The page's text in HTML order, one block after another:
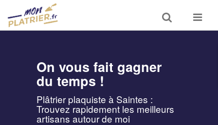
Toggle
search
Toggle
On vous fait gagner
du temps !
Plâtrier plaquiste à Saintes :
Trouvez rapidement les meilleurs
artisans autour de moi